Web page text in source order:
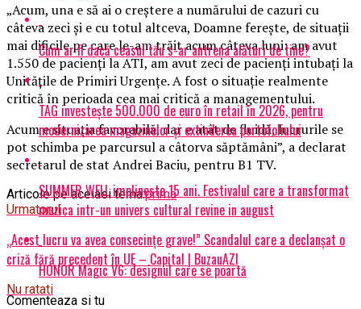
„Acum, una e să ai o creștere a numărului de cazuri cu
câteva zeci și e cu totul altceva, Doamne ferește, de situații
mai dificile pe care le-am trăit acum câteva luni: am avut
1.550 de pacienți la ATI, am avut zeci de pacienți intubați la
Unitățile de Primiri Urgențe. A fost o situație realmente
critică în perioada cea mai critică a managementului.
Acum e situația favorabilă, dar e atât de fluidă, lucrurile se
pot schimba pe parcursul a câtorva săptămâni”, a declarat
secretarul de stat Andrei Baciu, pentru B1 TV.
Articole pe aceiasi tema:prima
Urmatorul
„Acest lucru va avea consecințe grave!” Scandalul care a declanșat o
criză fără precedent în UE – Capital | BuzauAZI
Nu ratati
Cum ar fi dacă ceasul tău s-ar antrena alături de tine?
TAG investește 500.000 de euro în retail în 2026, pentru
modernizarea magazinelor și extinderea portofoliului
SUMMER WELL implineste 15 ani. Festivalul care a transformat
muzica intr-un univers cultural revine in august
HONOR Magic V6: designul care se poartă
Comenteaza si tu